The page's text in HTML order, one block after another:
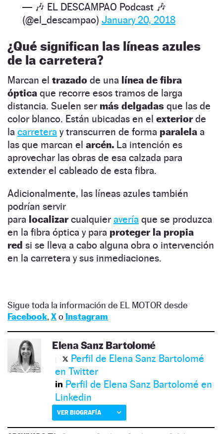
— 🎶 EL DESCAMPAO Podcast 🎶
(@el_descampao) January 20, 2018
¿Qué significan las líneas azules
de la carretera?
Marcan el trazado de una línea de fibra
óptica que recorre esos tramos de larga
distancia. Suelen ser más delgadas que las de
color blanco. Están ubicadas en el exteriorde
la carretera y transcurren de forma paralela a
las que marcan el arcén. La intención es
aprovechar las obras de esa calzada para
extender el cableado de esta fibra.
Adicionalmente, las líneas azules también
podrían servir
para localizarcualquier avería que se produzca
en la fibra óptica y para proteger la propia
red si se lleva a cabo alguna obra o intervención
en la carretera y sus inmediaciones.
Sigue toda la información de EL MOTOR desde
Facebook, Xo Instagram
Elena Sanz Bartolomé
Perfil de Elena Sanz Bartolomé
en Twitter
Perfil de Elena Sanz Bartolomé en
Linkedin
VER BIOGRAFÍA